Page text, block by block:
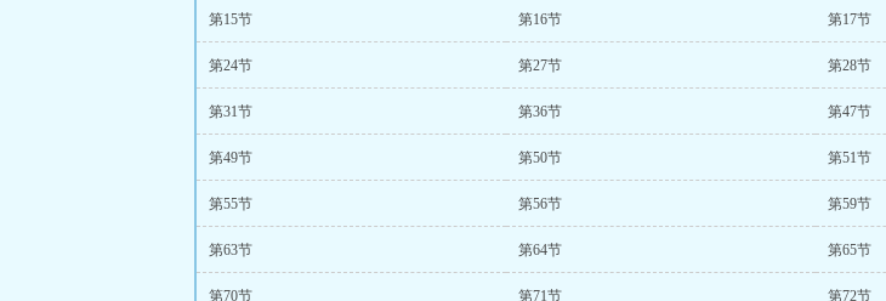
第15节 第16节 第17节
第24节 第27节 第28节
第31节 第36节 第47节
第49节 第50节 第51节
第55节 第56节 第59节
第63节 第64节 第65节
第70节 第71节 第72节